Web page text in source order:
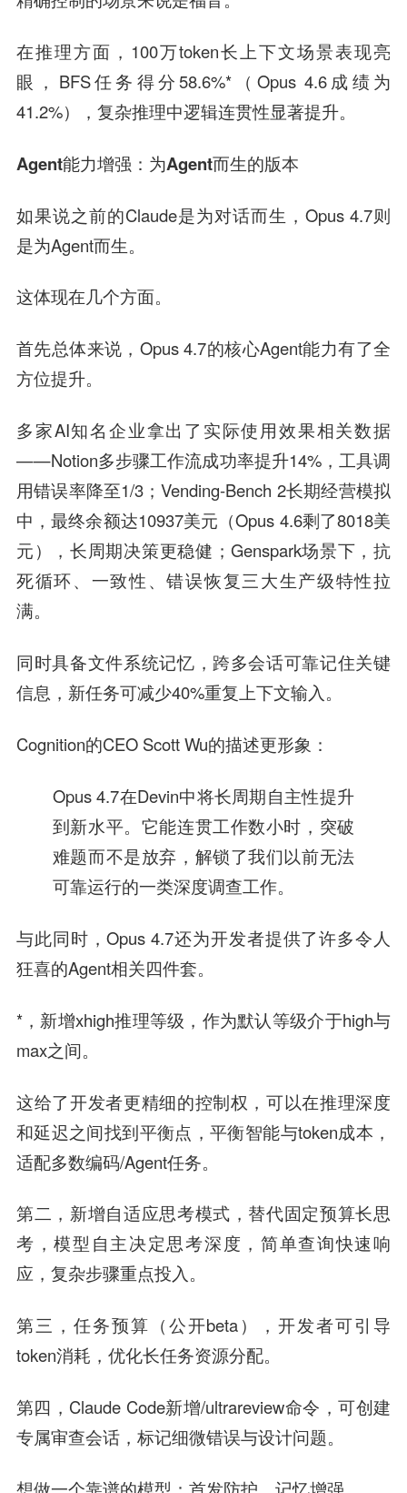
在推理方面，100万token长上下文场景表现亮
眼，BFS任务得分58.6%*（Opus 4.6成绩为
41.2%），复杂推理中逻辑连贯性显著提升。
Agent能力增强：为Agent而生的版本
如果说之前的Claude是为对话而生，Opus 4.7则
是为Agent而生。
这体现在几个方面。
首先总体来说，Opus 4.7的核心Agent能力有了全
方位提升。
多家AI知名企业拿出了实际使用效果相关数据
——Notion多步骤工作流成功率提升14%，工具调
用错误率降至1/3；Vending-Bench 2长期经营模拟
中，最终余额达10937美元（Opus 4.6剩了8018美
元），长周期决策更稳健；Genspark场景下，抗
死循环、一致性、错误恢复三大生产级特性拉
满。
同时具备文件系统记忆，跨多会话可靠记住关键
信息，新任务可减少40%重复上下文输入。
Cognition的CEO Scott Wu的描述更形象：
Opus 4.7在Devin中将长周期自主性提升
到新水平。它能连贯工作数小时，突破
难题而不是放弃，解锁了我们以前无法
可靠运行的一类深度调查工作。
与此同时，Opus 4.7还为开发者提供了许多令人
狂喜的Agent相关四件套。
*，新增xhigh推理等级，作为默认等级介于high与
max之间。
这给了开发者更精细的控制权，可以在推理深度
和延迟之间找到平衡点，平衡智能与token成本，
适配多数编码/Agent任务。
第二，新增自适应思考模式，替代固定预算长思
考，模型自主决定思考深度，简单查询快速响
应，复杂步骤重点投入。
第三，任务预算（公开beta），开发者可引导
token消耗，优化长任务资源分配。
第四，Claude Code新增/ultrareview命令，可创建
专属审查会话，标记细微错误与设计问题。